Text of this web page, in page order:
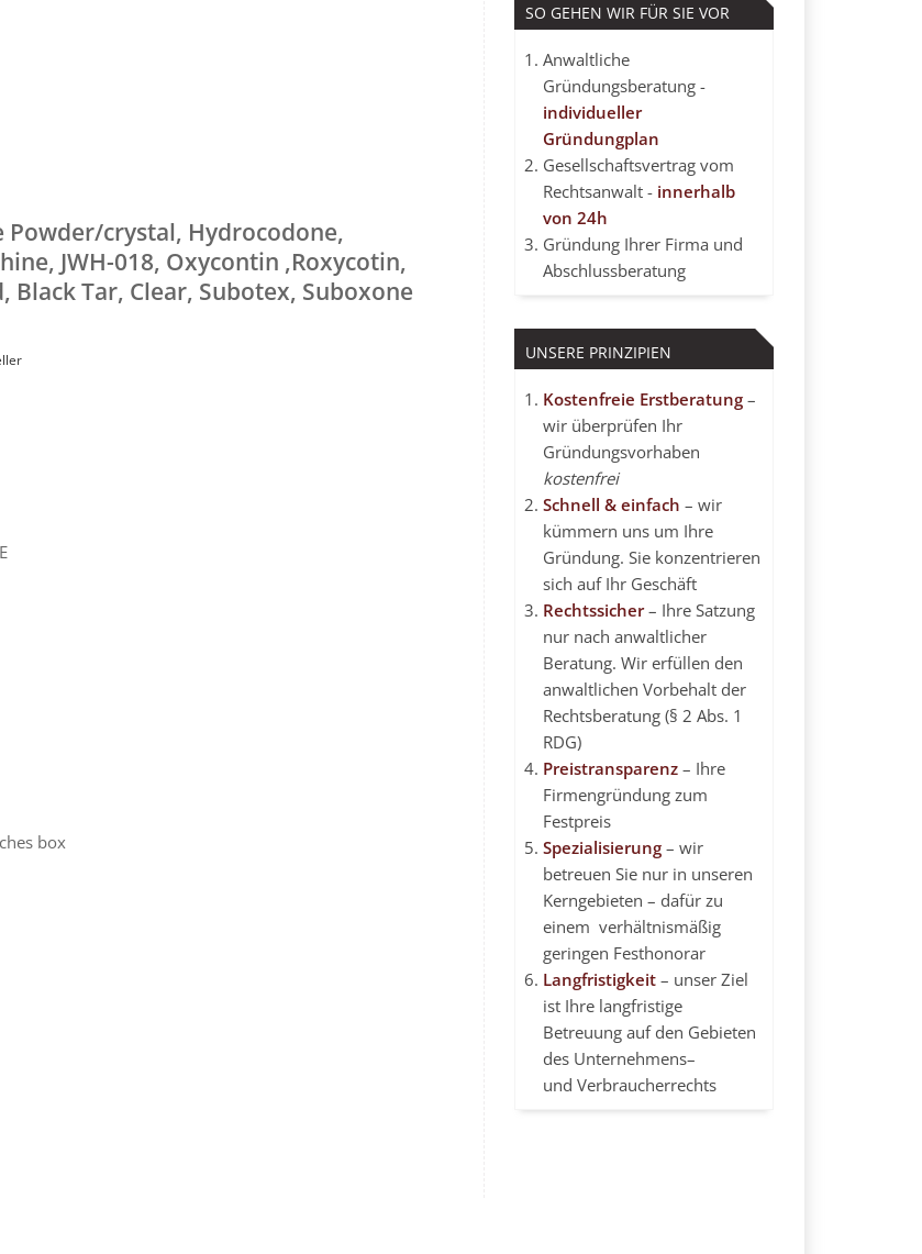
Powder/crystal, Hydrocodone,
JWH-018, Oxycontin ,Roxycotin,
Black Tar, Clear, Subotex, Suboxone
box
SO GEHEN WIR FÜR SIE VOR
Anwaltliche
Gründungsberatung -
individueller
Gründungplan
Gesellschaftsvertrag vom
Rechtsanwalt - innerhalb
von 24h
Gründung Ihrer Firma und
Abschlussberatung
UNSERE PRINZIPIEN
Kostenfreie Erstberatung –
wir überprüfen Ihr
Gründungsvorhaben
kostenfrei
Schnell & einfach – wir
kümmern uns um Ihre
Gründung. Sie konzentrieren
sich auf Ihr Geschäft
Rechtssicher– Ihre Satzung
nur nach anwaltlicher
Beratung. Wir erfüllen den
anwaltlichen Vorbehalt der
Rechtsberatung (§ 2 Abs. 1
RDG)
Preistransparenz– Ihre
Firmengründung zum
Festpreis
Spezialisierung– wir
betreuen Sie nur in unseren
Kerngebieten – dafür zu
einem verhältnismäßig
geringen Festhonorar
Langfristigkeit– unser Ziel
ist Ihre langfristige
Betreuung auf den Gebieten
des Unternehmens–
und Verbraucherrechts